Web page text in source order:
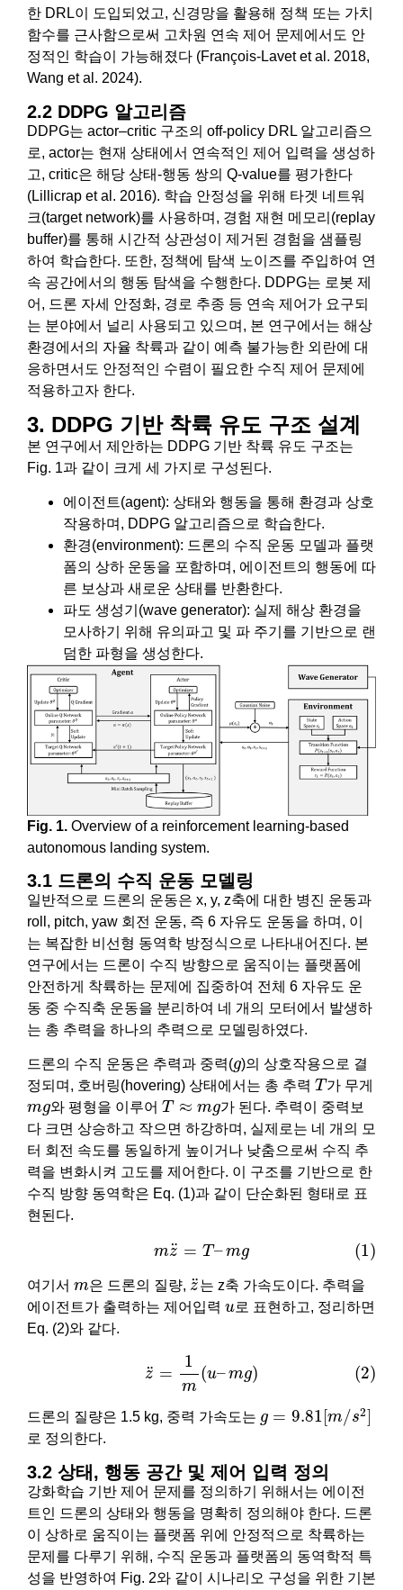
한 DRL이 도입되었고, 신경망을 활용해 정책 또는 가치
함수를 근사함으로써 고차원 연속 제어 문제에서도 안
정적인 학습이 가능해졌다 (François-Lavet et al. 2018,
Wang et al. 2024).
2.2 DDPG 알고리즘
DDPG는 actor–critic 구조의 off-policy DRL 알고리즘으
로, actor는 현재 상태에서 연속적인 제어 입력을 생성하
고, critic은 해당 상태-행동 쌍의 Q-value를 평가한다
(Lillicrap et al. 2016). 학습 안정성을 위해 타겟 네트워
크(target network)를 사용하며, 경험 재현 메모리(replay
buffer)를 통해 시간적 상관성이 제거된 경험을 샘플링
하여 학습한다. 또한, 정책에 탐색 노이즈를 주입하여 연
속 공간에서의 행동 탐색을 수행한다. DDPG는 로봇 제
어, 드론 자세 안정화, 경로 추종 등 연속 제어가 요구되
는 분야에서 널리 사용되고 있으며, 본 연구에서는 해상
환경에서의 자율 착륙과 같이 예측 불가능한 외란에 대
응하면서도 안정적인 수렴이 필요한 수직 제어 문제에
적용하고자 한다.
3. DDPG 기반 착륙 유도 구조 설계
본 연구에서 제안하는 DDPG 기반 착륙 유도 구조는
Fig. 1과 같이 크게 세 가지로 구성된다.
에이전트(agent): 상태와 행동을 통해 환경과 상호
작용하며, DDPG 알고리즘으로 학습한다.
환경(environment): 드론의 수직 운동 모델과 플랫
폼의 상하 운동을 포함하며, 에이전트의 행동에 따
른 보상과 새로운 상태를 반환한다.
파도 생성기(wave generator): 실제 해상 환경을
모사하기 위해 유의파고 및 파 주기를 기반으로 랜
덤한 파형을 생성한다.
Fig. 1. Overview of a reinforcement learning-based
autonomous landing system.
3.1 드론의 수직 운동 모델링
일반적으로 드론의 운동은 x, y, z축에 대한 병진 운동과
roll, pitch, yaw 회전 운동, 즉 6 자유도 운동을 하며, 이
는 복잡한 비선형 동역학 방정식으로 나타내어진다. 본
연구에서는 드론이 수직 방향으로 움직이는 플랫폼에
안전하게 착륙하는 문제에 집중하여 전체 6 자유도 운
동 중 수직축 운동을 분리하여 네 개의 모터에서 발생하
는 총 추력을 하나의 추력으로 모델링하였다.
드론의 수직 운동은 추력과 중력(g
g)의 상호작용으로 결
정되며, 호버링(hovering) 상태에서는 총 추력 T
T가 무게
mg
mg와 평형을 이루어T ≈ mg
T≈mg
가 된다. 추력이 중력보
다 크면 상승하고 작으면 하강하며, 실제로는 네 개의 모
터 회전 속도를 동일하게 높이거나 낮춤으로써 수직 추
력을 변화시켜 고도를 제어한다. 이 구조를 기반으로 한
수직 방향 동역학은 Eq. (1)과 같이 단순화된 형태로 표
현된다.
m¨
z = T –mg (1)
m =T
여기서 m
m은 드론의 질량, ¨
z
z¨는 z축 가속도이다. 추력을
에이전트가 출력하는 제어입력 u
u로 표현하고, 정리하면
Eq. (2)와 같다.
¨
z =
1
m
(u–mg) (2)
1
드론의 질량은 1.5 kg, 중력 가속도는 g = 9.81[m/s2]
9.81[m 2 ]
로 정의한다.
3.2 상태, 행동 공간 및 제어 입력 정의
강화학습 기반 제어 문제를 정의하기 위해서는 에이전
트인 드론의 상태와 행동을 명확히 정의해야 한다. 드론
이 상하로 움직이는 플랫폼 위에 안정적으로 착륙하는
문제를 다루기 위해, 수직 운동과 플랫폼의 동역학적 특
성을 반영하여 Fig. 2와 같이 시나리오 구성을 위한 기본